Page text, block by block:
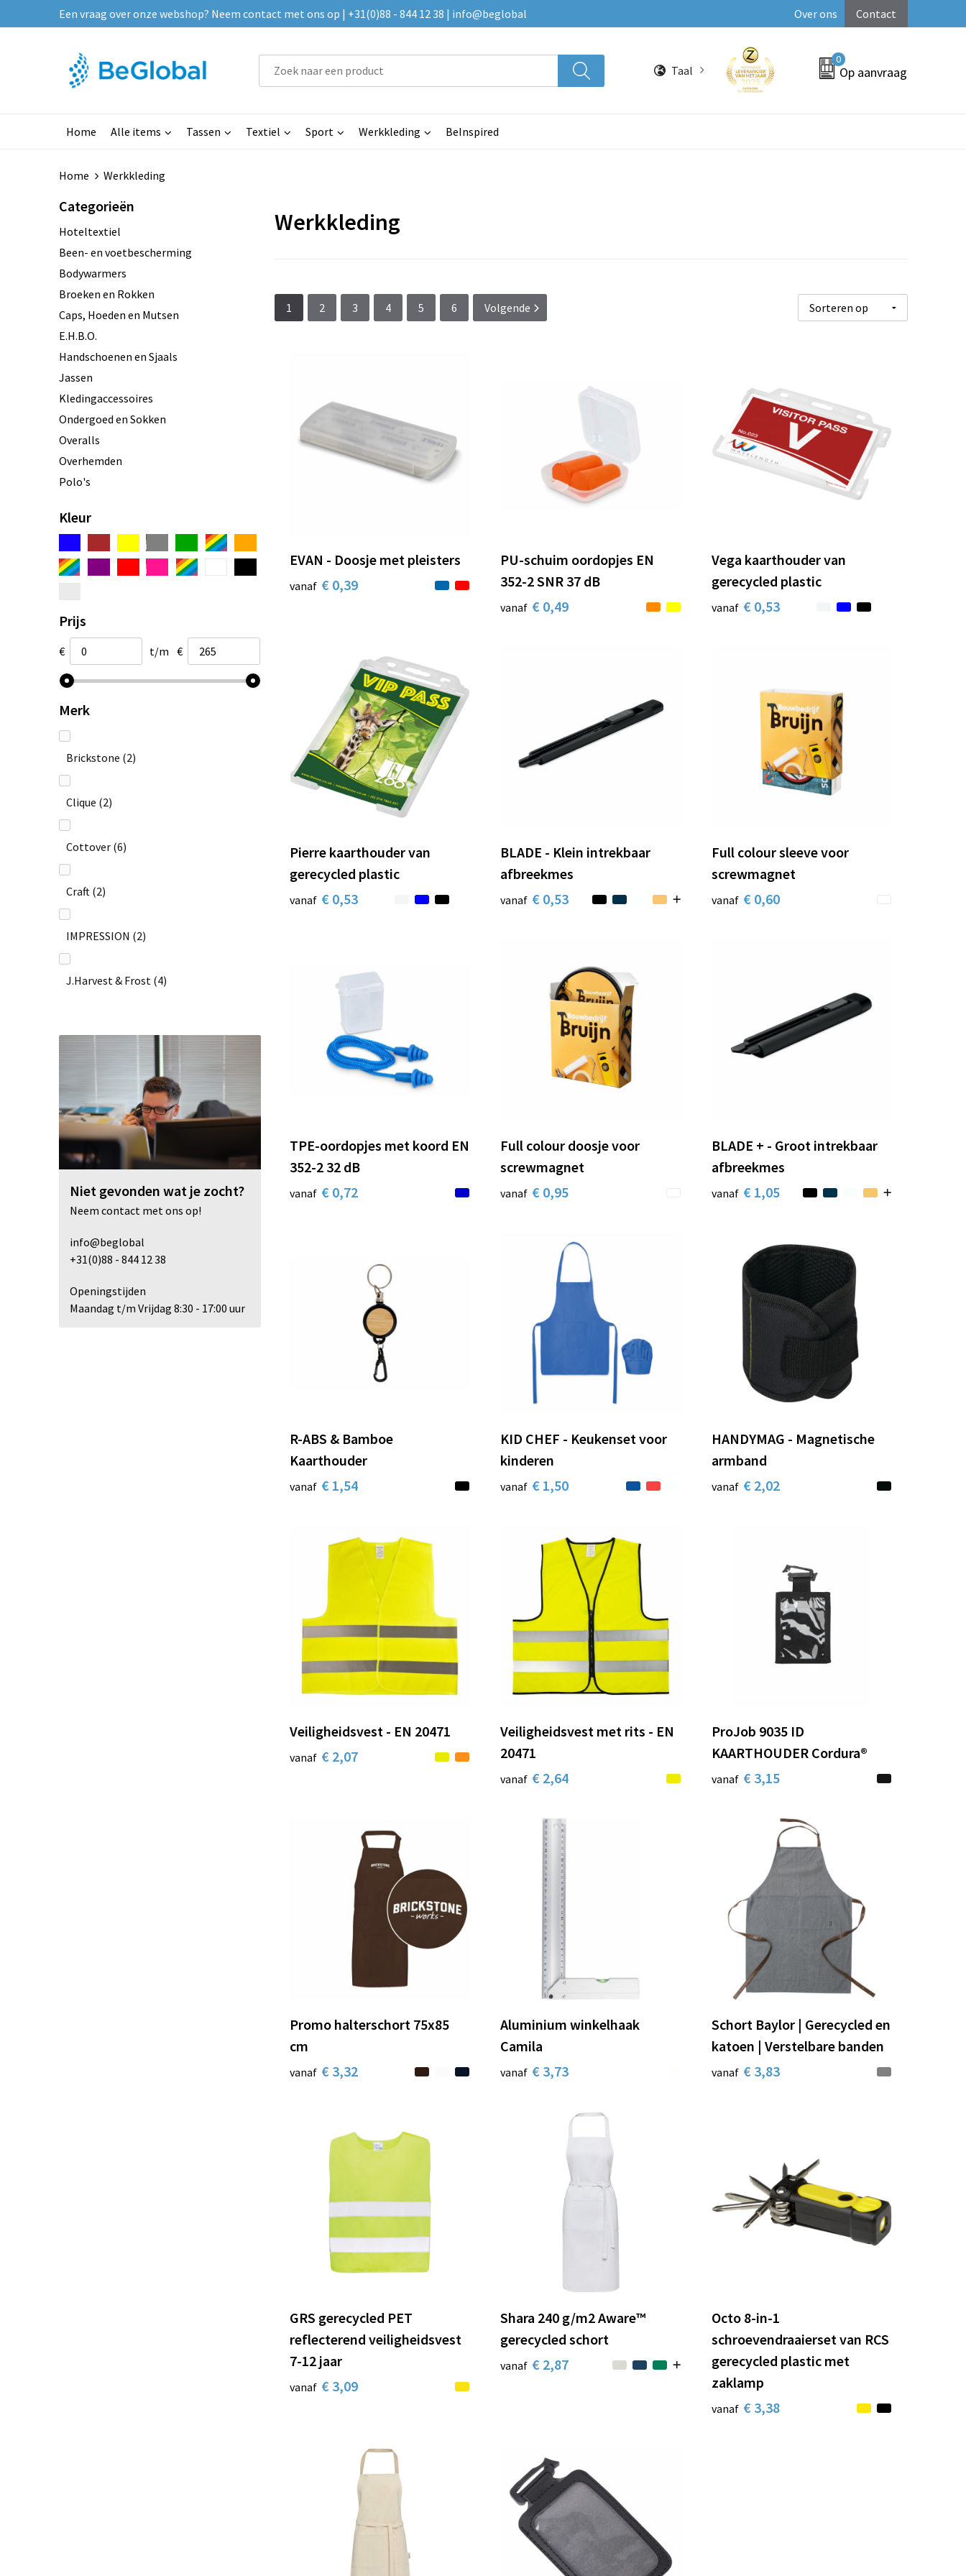
Een vraag over onze webshop? Neem contact met ons op | +31(0)88 - 844 12 38 | info@beglobal Over ons Contact
Taal
0
Op aanvraag
Home Alle items Tassen Textiel Sport Werkkleding BeInspired
Home Werkkleding
Categorieën
Hoteltextiel
Been- en voetbescherming
Bodywarmers
Broeken en Rokken
Caps, Hoeden en Mutsen
E.H.B.O.
Handschoenen en Sjaals
Jassen
Kledingaccessoires
Ondergoed en Sokken
Overalls
Overhemden
Polo's
Reflecterende vesten
Schoenen
T-Shirts
Vesten
Gereedschap
Gehoorbescherming
Kleur
Prijs
€ t/m €
Merk
Brickstone (2)
Clique (2)
Cottover (6)
Craft (2)
IMPRESSION (2)
J.Harvest & Frost (4)
Lord Nelson Victory
Mac One(5)
midocean (5)
Printer(4)
ProJob(280)
Roly WRK(11)
Niet gevonden wat je zocht?
Neem contact met ons op!
info@beglobal
+31(0)88 - 844 12 38
Openingstijden
Maandag t/m Vrijdag 8:30 - 17:00 uur
Werkkleding
1 2 3 4 5 6 Volgende
EVAN - Doosje met pleisters
vanaf € 0,39
PU-schuim oordopjes EN
352-2 SNR 37 dB
vanaf € 0,49
Vega kaarthouder van
gerecycled plastic
vanaf € 0,53
Pierre kaarthouder van
gerecycled plastic
vanaf € 0,53
BLADE - Klein intrekbaar
afbreekmes
vanaf € 0,53
Full colour sleeve voor
screwmagnet
vanaf € 0,60
TPE-oordopjes met koord EN
352-2 32 dB
vanaf € 0,72
Full colour doosje voor
screwmagnet
vanaf € 0,95
BLADE + - Groot intrekbaar
afbreekmes
vanaf € 1,05
R-ABS & Bamboe
Kaarthouder
vanaf € 1,54
KID CHEF - Keukenset voor
kinderen
vanaf € 1,50
HANDYMAG - Magnetische
armband
vanaf € 2,02
Veiligheidsvest - EN 20471
vanaf € 2,07
Veiligheidsvest met rits - EN
20471
vanaf € 2,64
ProJob 9035 ID
KAARTHOUDER Cordura®
vanaf € 3,15
Promo halterschort 75x85
cm
vanaf € 3,32
Aluminium winkelhaak
Camila
vanaf € 3,73
Schort Baylor | Gerecycled en
katoen | Verstelbare banden
vanaf € 3,83
GRS gerecycled PET
reflecterend veiligheidsvest
7-12 jaar
vanaf € 3,09
Shara 240 g/m2 Aware™
gerecycled schort
vanaf € 2,87
Octo 8-in-1
schroevendraaierset van RCS
gerecycled plastic met
zaklamp
vanaf € 3,38